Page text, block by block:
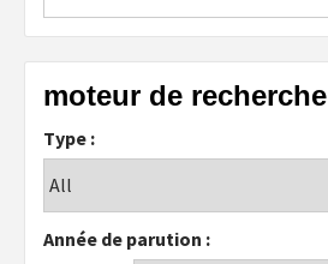
moteur de recherche
Type :
Année de parution :